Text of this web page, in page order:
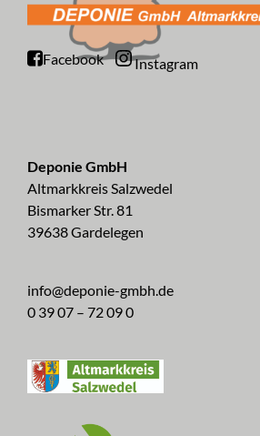
Facebook Instagram
Deponie GmbH
Altmarkkreis Salzwedel
Bismarker Str. 81
39638 Gardelegen
info@deponie-gmbh.de
0 39 07 – 72 09 0